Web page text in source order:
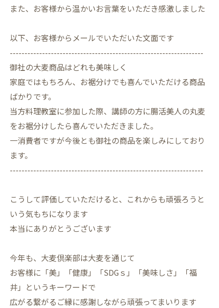
また、お客様から温かいお言葉をいただき感激しました
以下、お客様からメールでいただいた文面です
------------------------------------------------------------------
御社の大麦商品はどれも美味しく
家庭ではもちろん、お裾分けでも喜んでいただける商品
ばかりです。
当方料理教室に参加した際、講師の方に腸活美人の丸麦
をお裾分けしたら喜んでいただきました。
一消費者ですが今後とも御社の商品を楽しみにしており
ます。
------------------------------------------------------------------
こうして評価していただけると、これからも頑張ろうと
いう気もちになります
本当にありがとうございます
今年も、大麦倶楽部は大麦を通じて
お客様に「美」「健康」「SDGｓ」「美味しさ」「福
井」というキーワードで
広がる繋がるご縁に感謝しながら頑張ってまいります